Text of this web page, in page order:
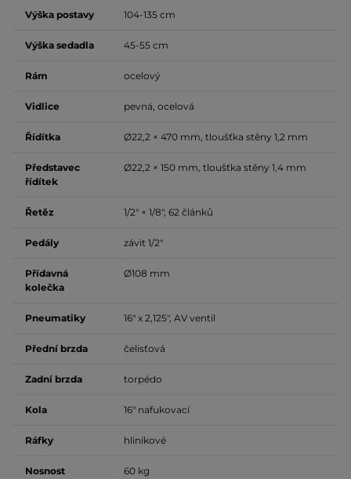
Výška postavy 104-135 cm
Výška sedadla 45-55 cm
Rám ocelový
Vidlice pevná, ocelová
Řídítka Ø22,2 × 470 mm, tloušťka stěny 1,2 mm
Představec
řídítek
Ø22,2 × 150 mm, tloušťka stěny 1,4 mm
Řetěz 1/2" × 1/8", 62 článků
Pedály závit 1/2"
Přídavná
kolečka
Ø108 mm
Pneumatiky 16" x 2,125", AV ventil
Přední brzda čelisťová
Zadní brzda torpédo
Kola 16" nafukovací
Ráfky hliníkové
Nosnost 60 kg